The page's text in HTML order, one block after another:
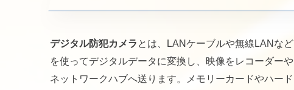
デジタル防犯カメラ とは、LANケーブルや無線LANなど
を使ってデジタルデータに変換し、映像をレコーダーや
ネットワークハブへ送ります。メモリーカードやハード